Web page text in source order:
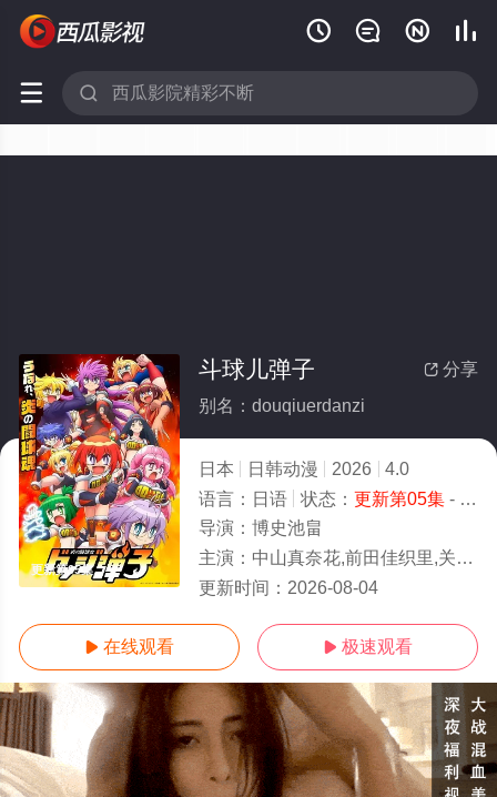
   
 
更新第05集
 分享
斗球儿弹子
别名：douqiuerdanzi
日本 日韩动漫 2026
4.0
语言： 日语 状态： 更新第05集- 免费在线观看
导演： 博史池畠
主演： 中山真奈花,前田佳织里,关根明良,大地叶,筱原侑,上坂堇,中村栞奈,若井友希,井口裕香,橘杏咲,长谷
更新时间： 2026-08-04
 在线观看  极速观看